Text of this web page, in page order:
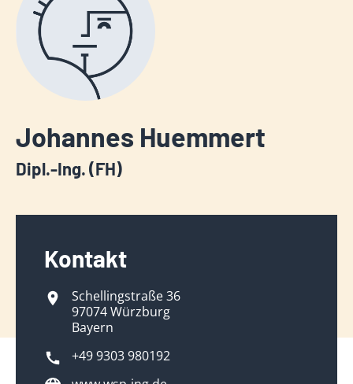
Johannes Huemmert
Dipl.-Ing. (FH)
Kontakt
Schellingstraße 36
97074 Würzburg
Bayern
+49 9303 980192